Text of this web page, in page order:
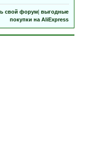
свой форум выгодные
покупки на AliExpress